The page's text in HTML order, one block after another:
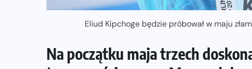
Eliud Kipchoge będzie próbował w maju
Na początku maja trzech
NADCHODZĄCE IMPREZY WYDARZENIA